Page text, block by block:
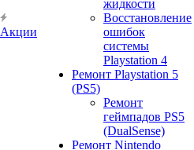
Акции
жидкости
Восстановление
ошибок
системы
Playstation 4
Ремонт Playstation 5
(PS5)
Ремонт
геймпадов PS5
(DualSense)
Ремонт Nintendo